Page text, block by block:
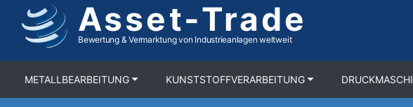
Asset-Trade
Bewertung & Vermarktung von Industrieanlagen weltweit
METALLBEARBEITUNG KUNSTSTOFFVERARBEITUNG